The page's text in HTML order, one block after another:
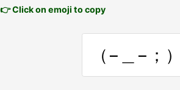
👉 Click on emoji to copy
（−＿−；）